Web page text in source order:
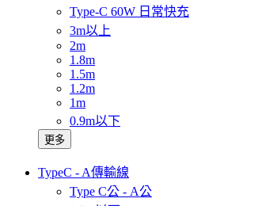
Type-C 60W 日常快充
3m以上
2m
1.8m
1.5m
1.2m
1m
0.9m以下
更多
TypeC - A傳輸線
Type C公 - A公